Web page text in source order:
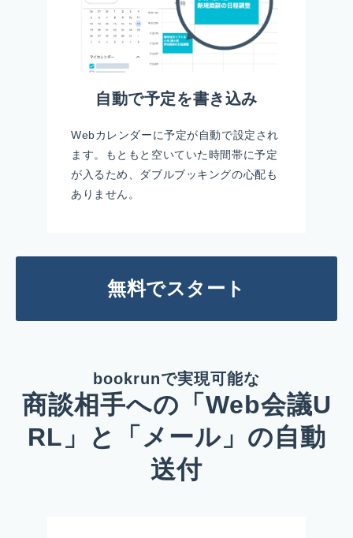
自動で予定を書き込み
Webカレンダーに予定が自動で設定され
ます。もともと空いていた時間帯に予定
が入るため、ダブルブッキングの心配も
ありません。
無料でスタート
bookrunで実現可能な
商談相手への「Web会議U
RL」と「メール」の自動
送付